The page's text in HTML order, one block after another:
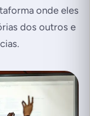
onde eles
dos outros e